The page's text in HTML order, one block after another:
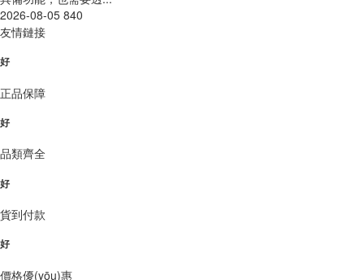
2026-08-05 840
友情鏈接
好
正品保障
好
品類齊全
好
貨到付款
好
價格優(yōu)惠